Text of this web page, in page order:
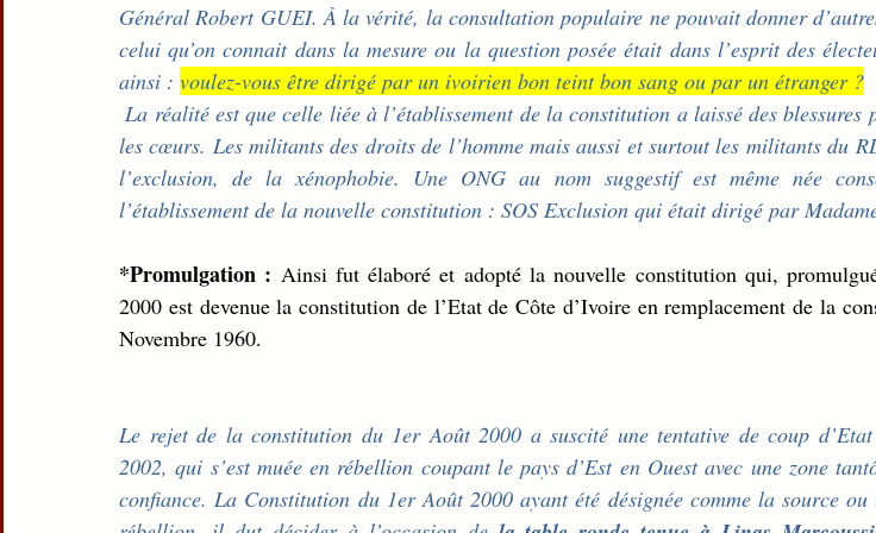
Général Robert GUEI. À la vérité, la consultation populaire ne pouvait donner
celui qu’on connait dans la mesure ou la question posée était dans l’esprit des
ainsi : voulez-vous être dirigé par un ivoirien bon teint bon sang ou par un étranger ?
La réalité est que celle liée à l’établissement de la constitution a laissé des blessures profondes dans
les cœurs. Les militants des droits de l’homme mais aussi et surtout les militants du
l’exclusion, de la xénophobie. Une ONG au nom suggestif est même née
l’établissement de la nouvelle constitution : SOS Exclusion qui était dirigé par
*Promulgation : Ainsi fut élaboré et adopté la nouvelle constitution qui,
2000 est devenue la constitution de l’Etat de Côte d’Ivoire en remplacement de la
Novembre 1960.
Le rejet de la constitution du 1er Août 2000 a suscité une tentative de coup d’Etat
2002, qui s’est muée en rébellion coupant le pays d’Est en Ouest avec une zone
confiance. La Constitution du 1er Août 2000 ayant été désignée comme la source